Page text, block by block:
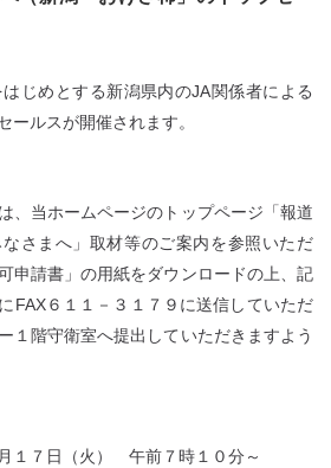
はじめとする新潟県内のJA関係者による
ールスが開催されます。
、当ホームページのトップページ「報道
さまへ」取材等のご案内を参照いただ
申請書」の用紙をダウンロードの上、記
FAX６１１－３１７９に送信していただ
１階守衛室へ提出していただきますよう
１７日（火） 午前７時１０分～